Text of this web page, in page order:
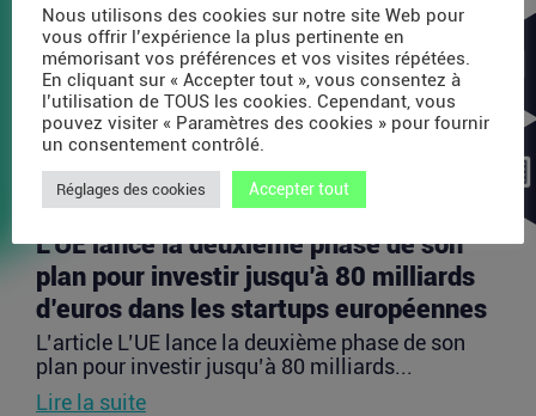
lancer un fonds de 200 millions d’euros
dédié à l’IA
L’article Après AMI Labs, Yann LeCun veut lancer
un fonds de 200 millions d’euros dédié à l’IA
est...
Lire la suite
L’UE lance la deuxième phase de son
plan pour investir jusqu’à 80 milliards
d’euros dans les startups européennes
L’article L’UE lance la deuxième phase de son
plan pour investir jusqu’à 80 milliards...
Lire la suite
Nous utilisons des cookies sur notre site Web pour
vous offrir l’expérience la plus pertinente en
mémorisant vos préférences et vos visites répétées.
En cliquant sur « Accepter tout », vous consentez à
l’utilisation de TOUS les cookies. Cependant, vous
pouvez visiter « Paramètres des cookies » pour fournir
un consentement contrôlé.
Réglages des cookies Accepter tout